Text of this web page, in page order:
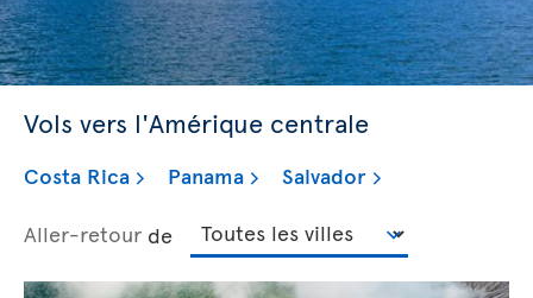
Vols vers l'Amérique centrale
Costa Rica Panama
Salvador
Aller-retour de